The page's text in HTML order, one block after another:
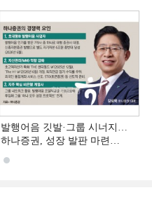
발행어음 깃발·그룹 시너지…
하나증권, 성장 발판 마련